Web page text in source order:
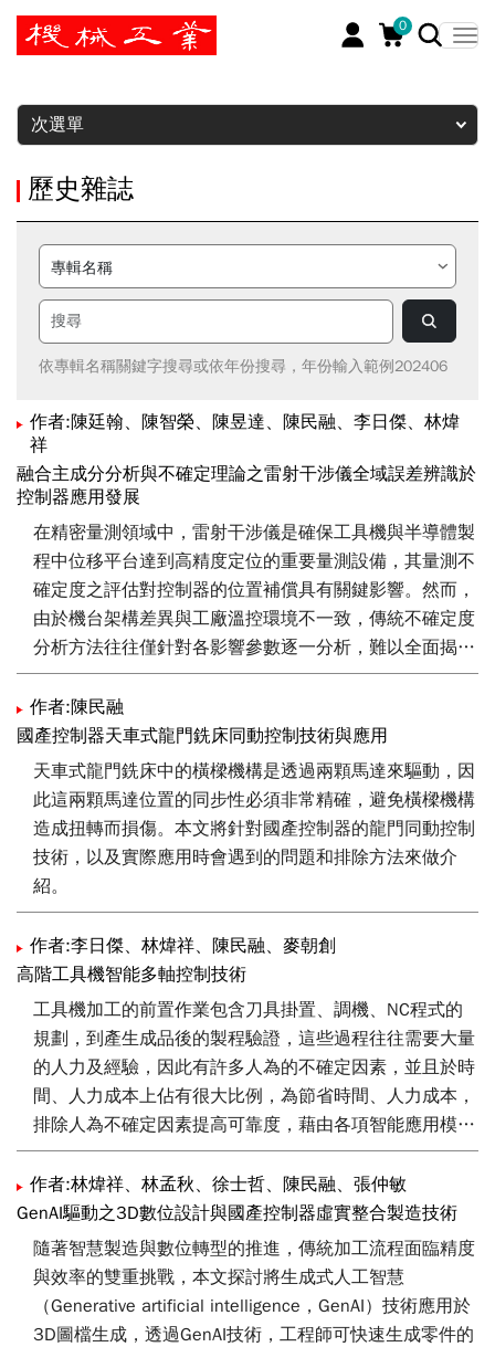
0
暫停
次選單
歷史雜誌
依專輯名稱關鍵字搜尋或依年份搜尋，年份輸入範例202406
作者:陳廷翰、陳智榮、陳昱達、陳民融、李日傑、林煒
祥
融合主成分分析與不確定理論之雷射干涉儀全域誤差辨識於
控制器應用發展
在精密量測領域中，雷射干涉儀是確保工具機與半導體製
程中位移平台達到高精度定位的重要量測設備，其量測不
確定度之評估對控制器的位置補償具有關鍵影響。然而，
由於機台架構差異與工廠溫控環境不一致，傳統不確定度
分析方法往往僅針對各影響參數逐一分析，難以全面揭示
量測數據中所隱含的「整體變異」（Structural
Variability），尤其是在多變量量測情境中，各不確定度
來源於不同操作條件下的交互影響亦難以被充分辨識。為
突破上述限制，本研究提出一套基於主成分分析
（Principal Component Analysis, PCA）的不確定度診斷
方法。相較於僅分析單一參數變異的傳統做法，PCA 能整
合多項量測因子，解析其對系統所造成的整體變異模式，
並辨識主導不確定度的關鍵因素。此方法可更全面掌握量
測系統的變動來源，為精密量測設備的最佳化設計與誤差
補償策略提供科學性的決策基礎。
作者:陳民融
國產控制器天車式龍門銑床同動控制技術與應用
天車式龍門銑床中的橫樑機構是透過兩顆馬達來驅動，因
此這兩顆馬達位置的同步性必須非常精確，避免橫樑機構
造成扭轉而損傷。本文將針對國產控制器的龍門同動控制
技術，以及實際應用時會遇到的問題和排除方法來做介
紹。
作者:李日傑、林煒祥、陳民融、麥朝創
高階工具機智能多軸控制技術
工具機加工的前置作業包含刀具掛置、調機、NC程式的
規劃，到產生成品後的製程驗證，這些過程往往需要大量
的人力及經驗，因此有許多人為的不確定因素，並且於時
間、人力成本上佔有很大比例，為節省時間、人力成本，
排除人為不確定因素提高可靠度，藉由各項智能應用模組
來取代傳統需仰賴大量人工及經驗之加工事前、事後準備
工作，達成高階控制器智能化加值，透過提高機台可靠度
來提升產業的競爭力，本文針對高階工具機智能多軸控制
技術進行說明與介紹。
作者:林煒祥、林孟秋、徐士哲、陳民融、張仲敏
GenAI驅動之3D數位設計與國產控制器虛實整合製造技術
隨著智慧製造與數位轉型的推進，傳統加工流程面臨精度
與效率的雙重挑戰，本文探討將生成式人工智慧
（Generative artificial intelligence，GenAI）技術應用於
3D圖檔生成，透過GenAI技術，工程師可快速生成零件的